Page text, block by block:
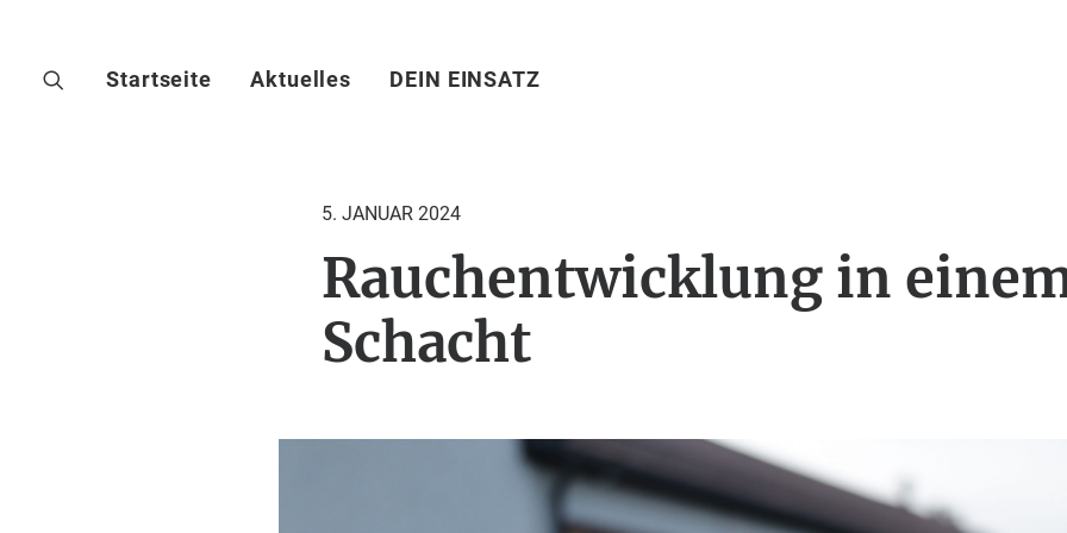
Startseite Aktuelles DEIN EINSATZ
5. JANUAR 2024
Rauchentwicklung in
Schacht